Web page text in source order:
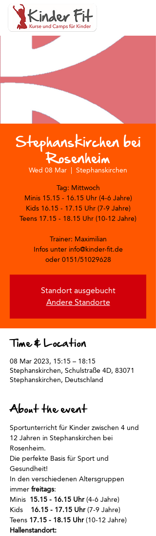
Stephanskirchen bei
Rosenheim
Wed 08 Mar Stephanskirchen
Tag: Mittwoch
Minis 15.15 - 16.15 Uhr (4-6 Jahre)
Kids 16.15 - 17.15 Uhr (7-9 Jahre)
Teens 17.15 - 18.15 Uhr (10-12 Jahre)
Trainer: Maximilian
Infos unter info@kinder-fit.de
oder 0151/51029628
Standort ausgebucht
Andere Standorte
Time & Location
08 Mar 2023, 15:15 – 18:15
Stephanskirchen, Schulstraße 4D, 83071
Stephanskirchen, Deutschland
About the event
Sportunterricht für Kinder zwischen 4 und
12 Jahren in Stephanskirchen bei
Rosenheim.
Die perfekte Basis für Sport und
Gesundheit!
In den verschiedenen Altersgruppen
immer freitags:
Minis 15.15 - 16.15 Uhr (4-6 Jahre)
Kids 16.15 - 17.15 Uhr (7-9 Jahre)
Teens 17.15 - 18.15 Uhr (10-12 Jahre)
Hallenstandort: